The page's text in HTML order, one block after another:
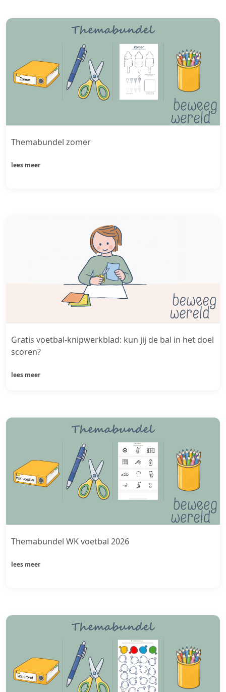
Themabundel zomer
lees meer
Gratis voetbal-knipwerkblad: kun jij de bal in het doel
scoren?
lees meer
Themabundel WK voetbal 2026
lees meer